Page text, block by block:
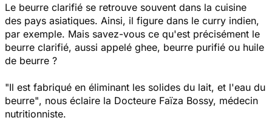
Le beurre clarifié se retrouve souvent dans la cuisine
des pays asiatiques. Ainsi, il figure dans le curry indien,
par exemple. Mais savez-vous ce qu'est précisément le
beurre clarifié, aussi appelé ghee, beurre purifié ou huile
de beurre ?
"Il est fabriqué en éliminant les solides du lait, et l'eau du
beurre", nous éclaire la Docteure Faïza Bossy, médecin
nutritionniste.